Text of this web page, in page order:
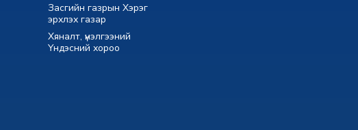
Засгийн газрын Хэрэг
эрхлэх газар
Хяналт, үнэлгээний
Үндэсний хороо